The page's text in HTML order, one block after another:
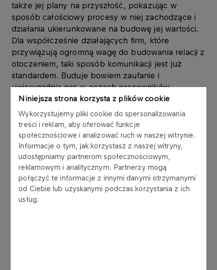
Niniejsza strona korzysta z plików cookie
Wykorzystujemy pliki cookie do spersonalizowania
treści i reklam, aby oferować funkcje
społecznościowe i analizować ruch w naszej witrynie.
Informacje o tym, jak korzystasz z naszej witryny,
udostępniamy partnerom społecznościowym,
reklamowym i analitycznym. Partnerzy mogą
połączyć te informacje z innymi danymi otrzymanymi
od Ciebie lub uzyskanymi podczas korzystania z ich
usług.
także jej plany na przyszłość, pokazując w
sposób całościowy procesy w niej zachodzące i
działania ukierunkowane na budowę jej wartości.
Dla współcześnie działających firm, które
przywiązują ogromną wagę do budowania relacji z
otoczeniem, taki sposób komunikacji jest już
standardem. Buduje bowiem zaufanie i
uwiarygadnia nas w oczach pracowników,
klientów, instytucji czy kontrahentów z którymi
współpracujemy – powiedziałAdam Burak,
Dyrektor Wykonawczy ds. Komunikacji
Korporacyjnej PKN ORLEN.
Należy podkreślić, że droga firmy do tego
sukcesu była procesem ewolucyjnym, ale
otrzymana nagroda pokazuje, że wysiłek ten się
opłacał. Pierwszy raport społeczny PKN ORLEN
został opublikowany w 2003 roku. Już wówczas